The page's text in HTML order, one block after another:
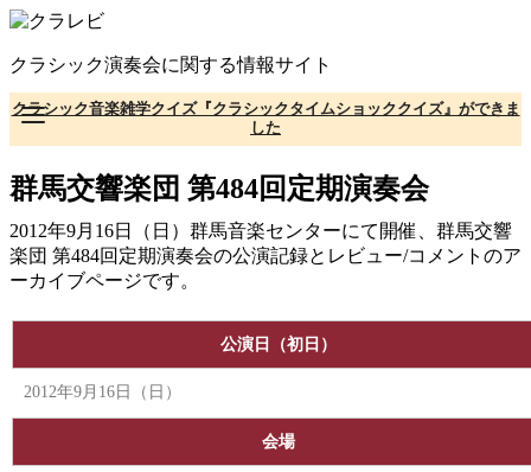
コ
テ
ン
ツ
へ
動
クラシック演奏会に関する情報サイト
クラシック音楽雑学クイズ『クラシックタイムショッククイズ』ができま
した
群馬交響楽団 第484回定期演奏会
2012年9月16日（日）群馬音楽センターにて開催、群馬交響
楽団 第484回定期演奏会の公演記録とレビュー/コメントのア
ーカイブページです。
公演日（初日）
2012年9月16日（日）
会場